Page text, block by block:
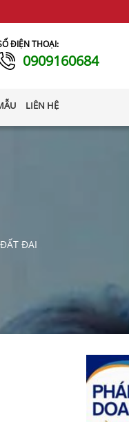
ĐIỆN THOẠI:
0909160684
LIÊN HỆ
ĐAI